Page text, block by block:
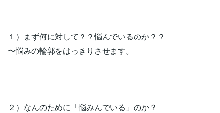
１）まず何に対して？？悩んでいるのか？？
〜悩みの輪郭をはっきりさせます。
２）なんのために「悩みんでいる」のか？